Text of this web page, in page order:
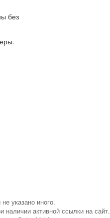
без
указано иного.
наличии активной ссылки на сайт.